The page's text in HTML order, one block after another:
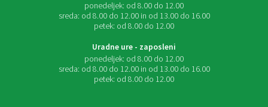
ponedeljek: od 8.00 do 12.00
sreda: od 8.00 do 12.00 in od 13.00 do 16.00
petek: od 8.00 do 12.00
Uradne ure - zaposleni
ponedeljek: od 8.00 do 12.00
sreda: od 8.00 do 12.00 in od 13.00 do 16.00
petek: od 8.00 do 12.00